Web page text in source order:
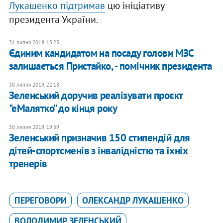
Лукашенко підтримав цю ініціативу
президента України.
31 липня 2019, 13:23
Єдиним кандидатом на посаду голови МЗС
залишається Пристайко, - помічник президента
30 липня 2019, 22:18
Зеленський доручив реалізувати проєкт
"еМалятко" до кінця року
30 липня 2019, 19:39
Зеленський призначив 150 стипендій для
дітей-спортсменів з інвалідністю та їхніх
тренерів
ПЕРЕГОВОРИ
ОЛЕКСАНДР ЛУКАШЕНКО